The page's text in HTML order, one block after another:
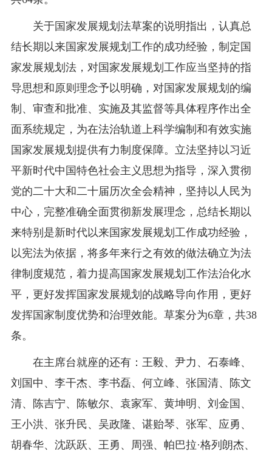
关于国家发展规划法草案的说明指出，认真总
结长期以来国家发展规划工作的成功经验，制定国
家发展规划法，对国家发展规划工作应当坚持的指
导思想和原则理念予以明确，对国家发展规划的编
制、审查和批准、实施及其监督等具体程序作出全
面系统规定，为在法治轨道上科学编制和有效实施
国家发展规划提供有力制度保障。立法坚持以习近
平新时代中国特色社会主义思想为指导，深入贯彻
党的二十大和二十届历次全会精神，坚持以人民为
中心，完整准确全面贯彻新发展理念，总结长期以
来特别是新时代以来国家发展规划工作成功经验，
以宪法为依据，将多年来行之有效的做法确立为法
律制度规范，着力提高国家发展规划工作法治化水
平，更好发挥国家发展规划的战略导向作用，更好
发挥国家制度优势和治理效能。草案分为6章，共38
条。
在主席台就座的还有：王毅、尹力、石泰峰、
刘国中、李干杰、李书磊、何立峰、张国清、陈文
清、陈吉宁、陈敏尔、袁家军、黄坤明、刘金国、
王小洪、张升民、吴政隆、谌贻琴、张军、应勇、
胡春华、沈跃跃、王勇、周强、帕巴拉·格列朗杰、